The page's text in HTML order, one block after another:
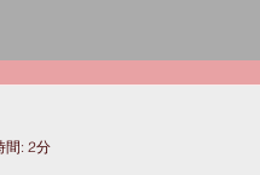
間: 2分